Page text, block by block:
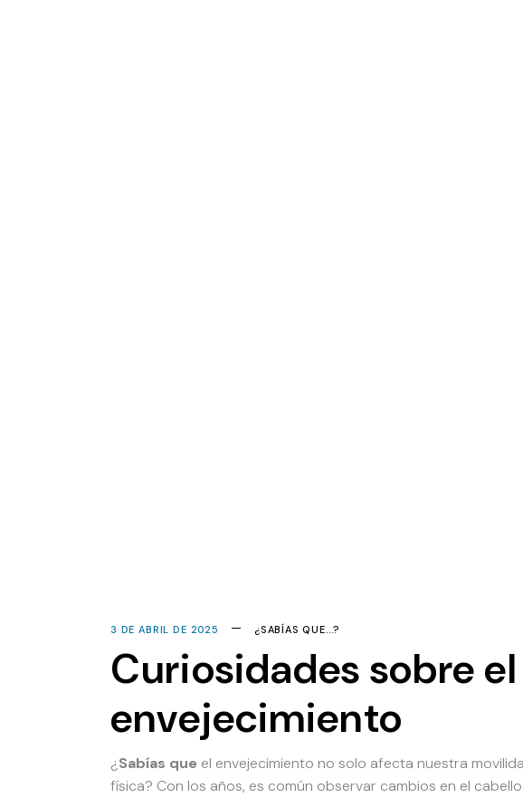
3 DE ABRIL DE 2025 ¿SABÍAS QUE...?
Curiosidades sobre el
envejecimiento
¿Sabías que el envejecimiento no solo afecta nuestra
física? Con los años, es común observar cambios en el